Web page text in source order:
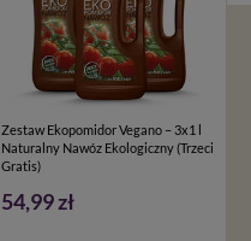
Zestaw Ekopomidor Vegano – 3x1 l
Naturalny Nawóz Ekologiczny (Trzeci
Gratis)
54,99 zł